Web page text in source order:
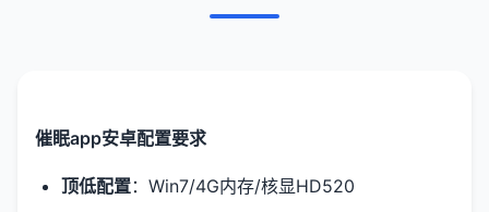
催眠app安卓配置要求
​顶低配置​​：Win7/4G内存/核显HD520